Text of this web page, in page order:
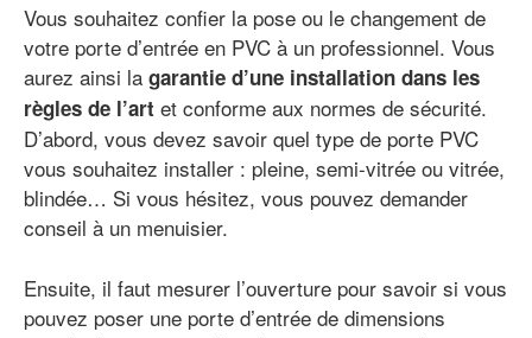
Vous souhaitez confier la pose ou le changement de
votre porte d’entrée en PVC à un professionnel. Vous
aurez ainsi la garantie d’une installation dans les
règles de l’art et conforme aux normes de sécurité.
D’abord, vous devez savoir quel type de porte PVC
vous souhaitez installer : pleine, semi-vitrée ou vitrée,
blindée… Si vous hésitez, vous pouvez demander
conseil à un menuisier.
Ensuite, il faut mesurer l’ouverture pour savoir si vous
pouvez poser une porte d’entrée de dimensions